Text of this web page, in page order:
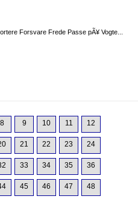
Forsvare Frede Passe pÃ¥ Vogte...
8 9 10 11 12
21 22 23 24
33 34 35 36
45 46 47 48